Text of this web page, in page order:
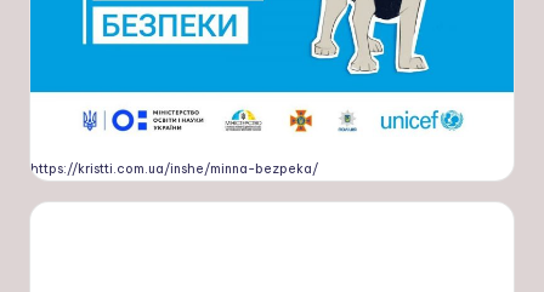
https://kristti.com.ua/inshe/minna-bezpeka/